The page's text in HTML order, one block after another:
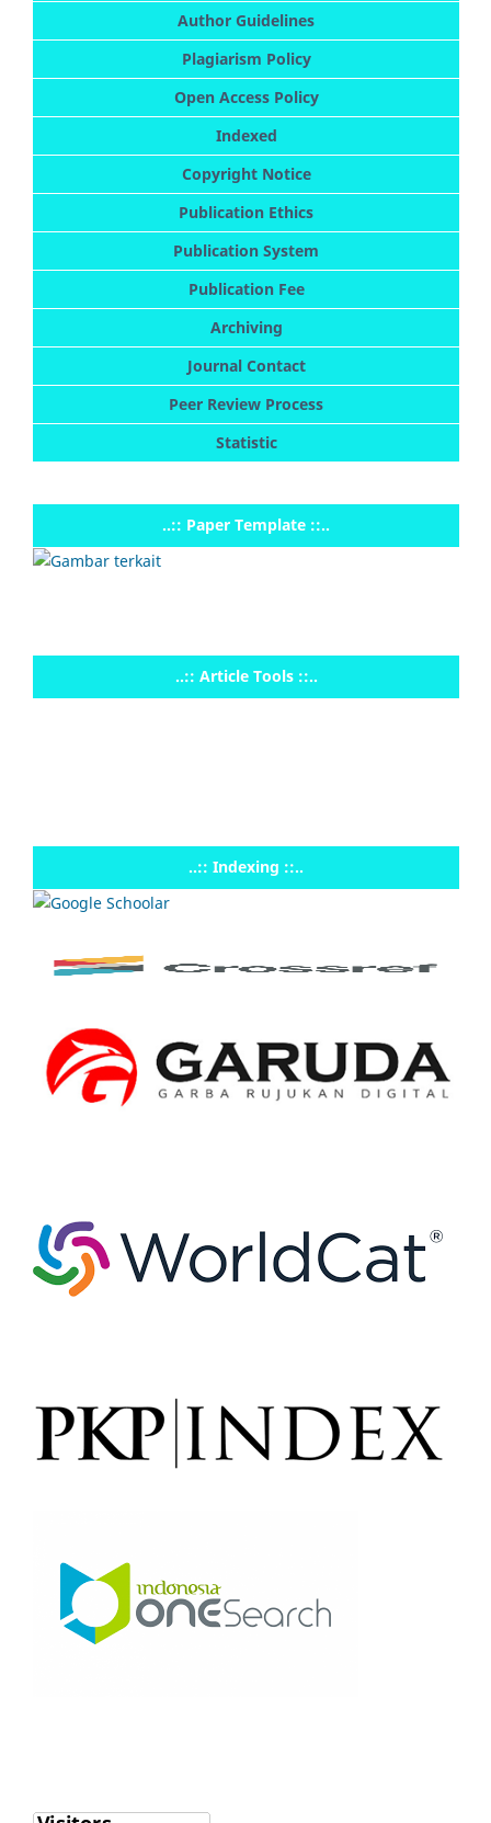
Author Guidelines
Plagiarism Policy
Open Access Policy
Indexed
Copyright Notice
Publication Ethics
Publication System
Publication Fee
Archiving
Journal Contact
Peer Review Process
Statistic
..:: Paper Template ::..
..:: Article Tools ::..
..:: Indexing ::..